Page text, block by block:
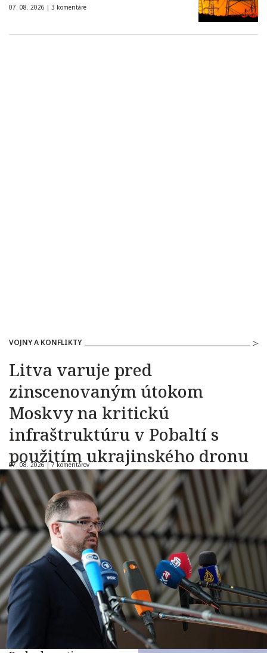
07. 08. 2026 | 3 komentáre
VOJNY A KONFLIKTY
Litva varuje pred
zinscenovaným útokom
Moskvy na kritickú
infraštruktúru v Pobaltí s
použitím ukrajinského dronu
07. 08. 2026 |7 komentárov